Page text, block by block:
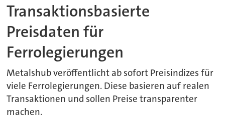
Transaktionsbasierte
Preisdaten für
Ferrolegierungen
Metalshub veröffentlicht ab sofort Preisindizes für
viele Ferrolegierungen. Diese basieren auf realen
Transaktionen und sollen Preise transparenter
machen.